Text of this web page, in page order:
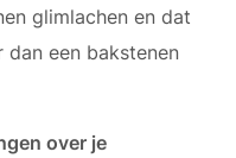
glimlachen en dat
dan een bakstenen
over je